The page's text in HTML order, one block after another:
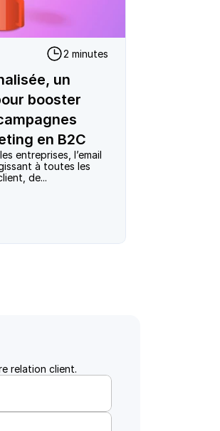
un
booster
en B2C
2 minutes
entreprises, l’email
à toutes les
relation client.